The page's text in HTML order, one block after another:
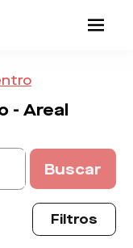
- Areal
Buscar
Filtros